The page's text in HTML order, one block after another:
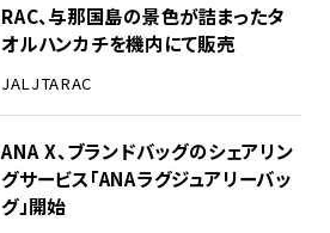
RAC、与那国島の景色が詰まったタ
オルハンカチを機内にて販売
JALJTARAC
ANA X、ブランドバッグのシェアリン
グサービス「ANAラグジュアリーバッ
グ」開始